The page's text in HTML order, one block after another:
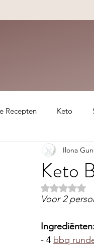
Recepten Keto
Lekker gezellig :)
Keto
Ilona
Voor 2
Ingrediënten:
- 4 bbq